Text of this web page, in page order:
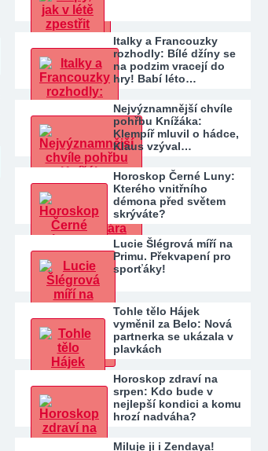
Italky a Francouzky
rozhodly: Bílé džíny se
na podzim vracejí do
hry! Babí léto…
Nejvýznamnější chvíle
pohřbu Knížáka:
Klempíř mluvil o hádce,
Klaus vzýval…
Horoskop Černé Luny:
Kterého vnitřního
démona před světem
skrýváte?
Lucie Šlégrová míří na
Primu. Překvapení pro
sporťáky!
Tohle tělo Hájek
vyměnil za Belo: Nová
partnerka se ukázala v
plavkách
Horoskop zdraví na
srpen: Kdo bude v
nejlepší kondici a komu
hrozí nadváha?
Miluje ji i Zendaya!